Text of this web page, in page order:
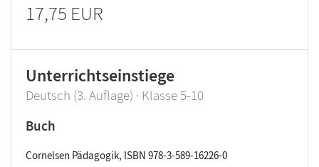
17,75 EUR
Unterrichtseinstiege
Deutsch (3. Auflage) · Klasse 5-10
Buch
Cornelsen Pädagogik, ISBN 978-3-589-16226-0